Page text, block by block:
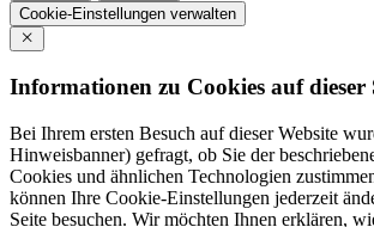
Cookie-Einstellungen verwalten
Informationen zu Cookies auf dieser
Bei Ihrem ersten Besuch auf dieser Website
Hinweisbanner) gefragt, ob Sie der
Cookies und ähnlichen Technologien
können Ihre Cookie-Einstellungen jederzeit
Seite besuchen. Wir möchten Ihnen erklären,